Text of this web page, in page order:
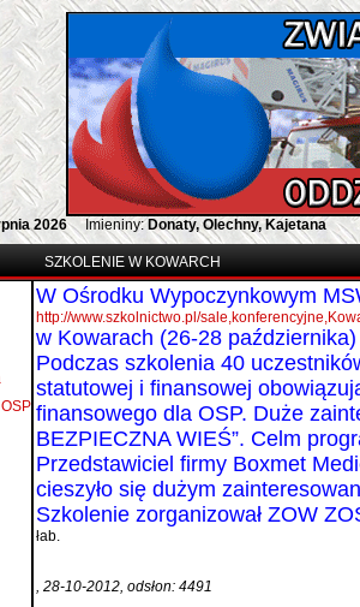
2026 Imieniny: Donaty, Olechny, Kajetana
SZKOLENIE W KOWARCH
W Ośrodku Wypoczynkowym
http://www.szkolnictwo.pl/
w Kowarach (26-28
Podczas szkolenia 40
statutowej i finansowej
finansowego dla OSP. Duże
BEZPIECZNA WIEŚ”. Celm
Przedstawiciel firmy Boxmet
cieszyło się dużym
Szkolenie zorganizował ZOW
łab.
, 28-10-2012, odsłon: 4491